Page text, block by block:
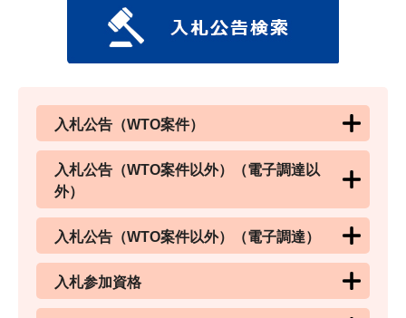
入札公告（WTO案件）
入札公告（WTO案件以外）（電子調達以
外）
入札公告（WTO案件以外）（電子調達）
入札参加資格